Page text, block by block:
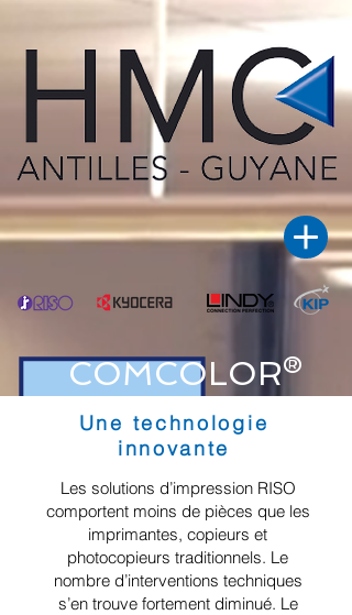
Une technologie
innovante
Les solutions d’impression RISO
comportent moins de pièces que les
imprimantes, copieurs et
photocopieurs traditionnels. Le
nombre d’interventions techniques
s’en trouve fortement diminué. Le
COMCOLOR®